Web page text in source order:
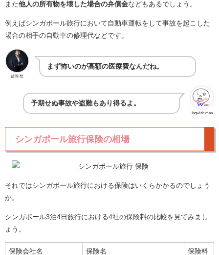
また他人の所有物を壊した場合の弁償金などもあるでしょう。
例えばシンガポール旅行において自動車運転をして事故を起こした
場合の相手の自動車の修理代などです。
益岡 想
まず怖いのが高額の医療費なんだね。
Ingwish man
予期せぬ事故や盗難もあり得るよ。
シンガポール旅行保険の相場
それではシンガポール旅行における保険はいくらかかるのでしょう
か。
シンガポール3泊4日旅行における4社の保険料の比較を見てみまし
ょう。
保険会社名 保険名 保険料